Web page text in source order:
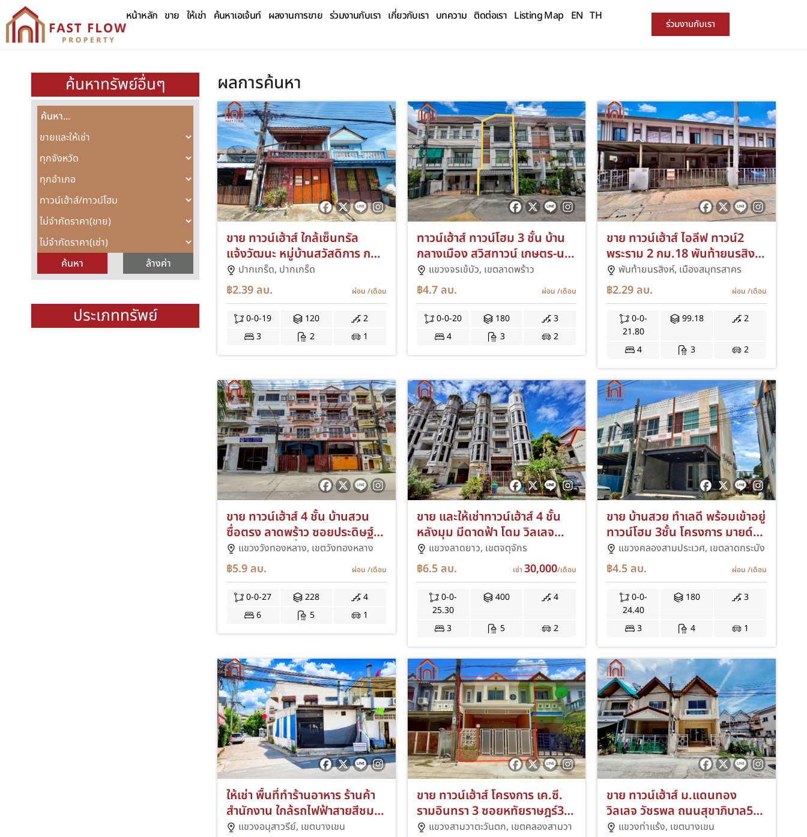
หน้าหลัก ขาย ให้เช่า ค้นหาเอเจ้นท์ ผลงานการขาย ร่วมงานกับเรา เกี่ยวกับเรา บทความ ติดต่อเรา Listing Map EN TH
ร่วมงานกับเรา
ค้นหาทรัพย์อื่นๆ
ประเภททรัพย์
ผลการค้นหา
ขาย ทาวน์เฮ้าส์ ใกล้เซ็นทรัล
แจ้งวัฒนะ หมู่บ้านสวัสดิการ กทม
ซอยแจ้งวัฒนะ 28 ใกล้รถไฟฟ้า
สายสีชมพู ต่อเติมโรงรถ ต่อเติม
ครัว PKA
ปากเกร็ด, ปากเกร็ด
฿2.39ลบ. ผ่อน /เดือน
0-0-19 120
2
3
2 1
ทาวน์เฮ้าส์ ทาวน์โฮม 3 ชั้น บ้าน
กลางเมือง สวิสทาวน์ เกษตร-นว
มินทร์ ถ.ประเสริฐมนูกิจ
สุคนธสวัสดิ์ นวลจันทร์ มัยลาภ
ลาดปลาเค้า เดินทางสะดวก
SWISS TOWN ซอยประเสริฐมนู
กิจ25 IM
แขวงจรเข้บัว, เขตลาดพร้าว
฿4.7ลบ. ผ่อน/เดือน
0-0-20 180
3
4
3 2
ขาย ทาวน์เฮ้าส์ ไอลีฟ ทาวน์2
พระราม 2 กม.18 พันท้ายนรสิงห์
สมุทรสาคร บ้านอยู่ต้นโครงการ
หน้าบ้านไม่ชนใคร ต่อเติมโรงรถ
URA
พันท้ายนรสิงห์, เมืองสมุทรสาคร
฿2.29ลบ. ผ่อน /เดือน
0-0-
21.80
99.18 2
4 3 2
ขาย ทาวน์เฮ้าส์ 4 ชั้น บ้านสวน
ซื่อตรง ลาดพร้าว ซอยประดิษฐ์
มนูธรรม 10 เชื่อมต่อ ลาดพร้าว
83 ลาดพร้าว 87 ทาวน์โฮม เลียบ
ด่วน โฮมออฟฟิศ ใกล้รถไฟฟ้า
สายสีเหลือง สถานีลาดพร้าว 83
บิ๊กซี ลาดพร้าว IM
แขวงวังทองหลาง, เขตวังทองหลาง
฿5.9ลบ. ผ่อน /เดือน
0-0-27 228
4
6
5 1
ขาย และให้เช่าทาวน์เฮ้าส์ 4 ชั้น
หลังมุม มีดาดฟ้า โดม วิลเลจ
เสนานิคม1 ซอย17 แยก1
Dome Village โฮมออฟฟิศ
ถนนเกษตร-นวมินทร์ ถนน
ลาดพร้าว-วังหิน ถนนลาดปลาเค้า
แขวงลาดยาว, เขตจตุจักร
฿6.5ลบ. เช่า30,000/เดือน
0-0-
25.30
400 4
3 5 2
ขาย บ้านสวย ทำเลดี พร้อมเข้าอยู่
ทาวน์โฮม 3ชั้น โครงการ มายด์
ฮอฟฟ์ ร่มเกล้า-สุวรรณภูมิ ตอบ
โจทย์ทั้งอยู่อาศัยหรือโฮม
ออฟฟิศ MKD
แขวงคลองสามประเวศ, เขตลาดกระบัง
฿4.5ลบ. ผ่อน /เดือน
0-0-
24.40
180 3
3 4 1
ให้เช่า พื้นที่ทำร้านอาหาร ร้านค้า
สำนักงาน ใกล้รถไฟฟ้าสายสีชมพู
ม.เกริก หมู่บ้านอัมรินทร์นิเวศน์ 1
แขวงอนุสาวรีย์, เขตบางเขน
ขาย ทาวน์เฮ้าส์ โครงการ เค.ซี.
รามอินทรา 3 ซอยหทัยราษฎร์39
รีโนเวทใหม่ทั้งหลัง ต่อเติมโรงรถ
แขวงสามวาตะวันตก, เขตคลองสามวา
ขาย ทาวน์เฮ้าส์ ม.แดนทอง
วิลเลจ วัชรพล ถนนสุขาภิบาล5
ซอย20 หลังมุม หลังแรก ติด
แขวงท่าแร้ง, เขตบางเขน